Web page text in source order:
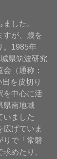
した。
すが、歳を
。1985年
県筑波研究
（通称：
を皮切り
を中心に活
県南地域
いました
げていま
りで「常磐
めたり、